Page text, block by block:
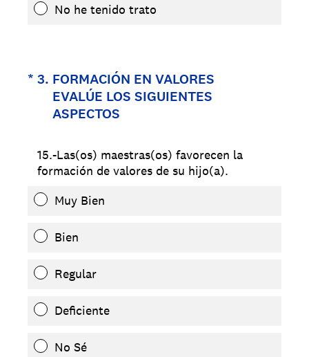
No he tenido trato
* 3. FORMACIÓN EN VALORES
EVALÚE LOS SIGUIENTES
ASPECTOS
(Obligatorio).
15.-Las(os) maestras(os) favorecen la
formación de valores de su hijo(a).
Muy Bien
Bien
Regular
Deficiente
No Sé